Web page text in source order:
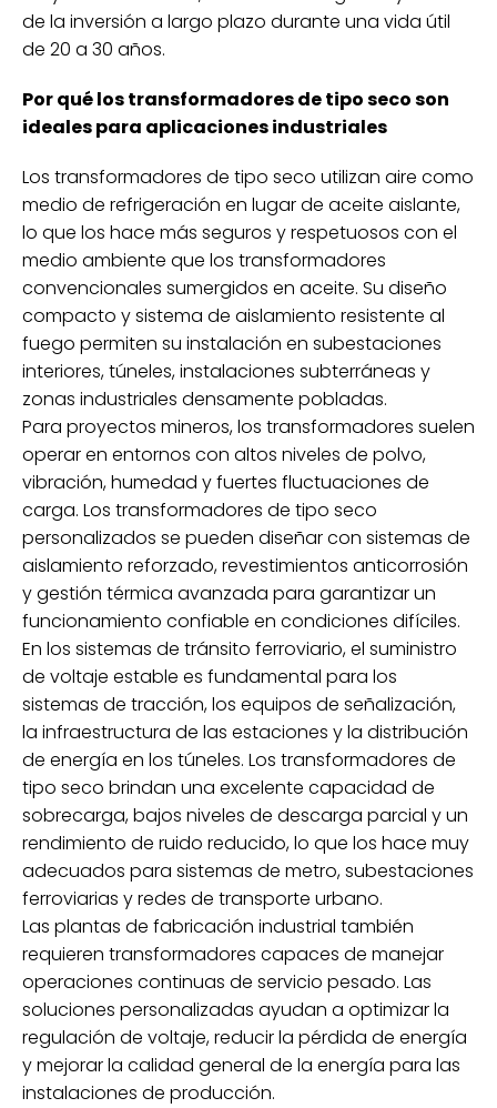
de la inversión a largo plazo durante una vida útil
de 20 a 30 años.
Por qué los transformadores de tipo seco son
ideales para aplicaciones industriales
Los transformadores de tipo seco utilizan aire como
medio de refrigeración en lugar de aceite aislante,
lo que los hace más seguros y respetuosos con el
medio ambiente que los transformadores
convencionales sumergidos en aceite. Su diseño
compacto y sistema de aislamiento resistente al
fuego permiten su instalación en subestaciones
interiores, túneles, instalaciones subterráneas y
zonas industriales densamente pobladas.
Para proyectos mineros, los transformadores suelen
operar en entornos con altos niveles de polvo,
vibración, humedad y fuertes fluctuaciones de
carga. Los transformadores de tipo seco
personalizados se pueden diseñar con sistemas de
aislamiento reforzado, revestimientos anticorrosión
y gestión térmica avanzada para garantizar un
funcionamiento confiable en condiciones difíciles.
En los sistemas de tránsito ferroviario, el suministro
de voltaje estable es fundamental para los
sistemas de tracción, los equipos de señalización,
la infraestructura de las estaciones y la distribución
de energía en los túneles. Los transformadores de
tipo seco brindan una excelente capacidad de
sobrecarga, bajos niveles de descarga parcial y un
rendimiento de ruido reducido, lo que los hace muy
adecuados para sistemas de metro, subestaciones
ferroviarias y redes de transporte urbano.
Las plantas de fabricación industrial también
requieren transformadores capaces de manejar
operaciones continuas de servicio pesado. Las
soluciones personalizadas ayudan a optimizar la
regulación de voltaje, reducir la pérdida de energía
y mejorar la calidad general de la energía para las
instalaciones de producción.